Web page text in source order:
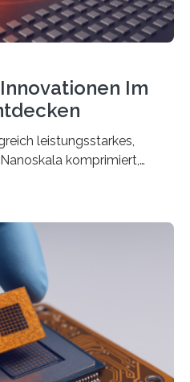
Im
leistungsstarkes,
komprimiert,
ermöglichen, geleitet von
komprimiert,
Optik und bei
ermöglichen, geleitet von
Institut Josh Caldwell,
und Direktor des
für
Vanderbilt University,